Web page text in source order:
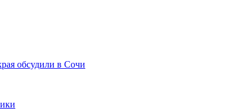
обсудили в Сочи